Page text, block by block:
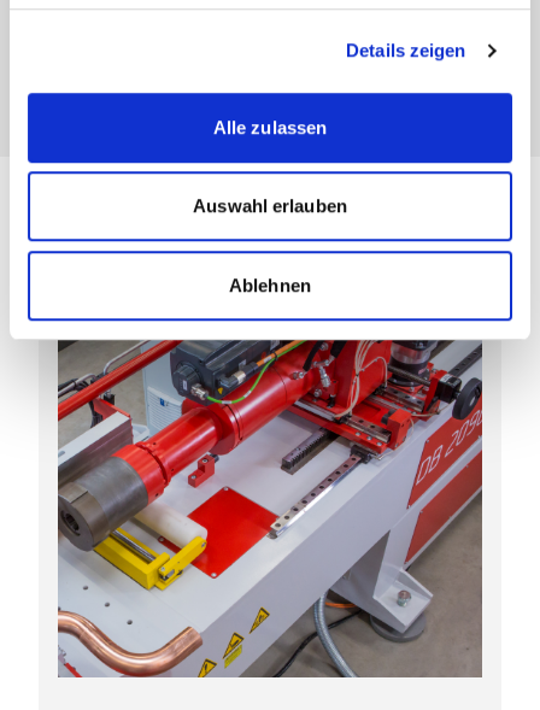
Details zeigen
Alle zulassen
Auswahl erlauben
Ablehnen
Softwareanbindung starten Sie direkt in die automatisierte